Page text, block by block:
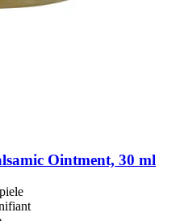
Ointment, 30 ml